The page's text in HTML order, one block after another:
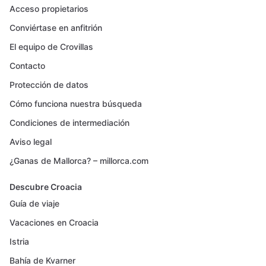
Acceso propietarios
Conviértase en anfitrión
El equipo de Crovillas
Contacto
Protección de datos
Cómo funciona nuestra búsqueda
Condiciones de intermediación
Aviso legal
¿Ganas de Mallorca? – millorca.com
Descubre Croacia
Guía de viaje
Vacaciones en Croacia
Istria
Bahía de Kvarner